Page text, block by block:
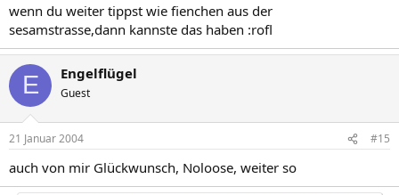
wenn du weiter tippst wie fienchen aus der
sesamstrasse,dann kannste das haben :rofl
E Engelflügel
Guest
21 Januar 2004 #15
auch von mir Glückwunsch, Noloose, weiter so